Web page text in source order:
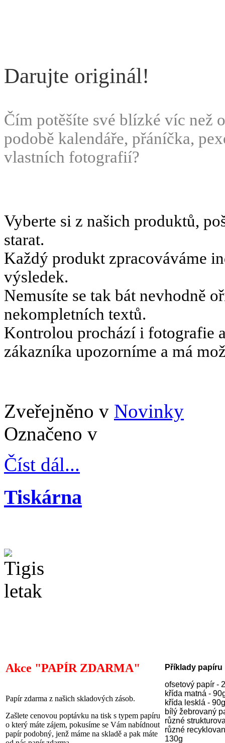
Darujte originál!
Čím potěšíte své blízké víc než
podobě kalendáře, přáníčka,
vlastních fotografií?
Vyberte si z našich produktů,
starat.
Každý produkt zpracováváme
výsledek.
Nemusíte se tak bát nevhodně
nekompletních textů.
Kontrolou prochází i fotografie
zákazníka upozorníme a má
Zveřejněno v Novinky
Označeno v
Číst dál...
Tiskárna
Akce "PAPÍR ZDARMA"
Papír zdarma z našich skladových zásob.
Zašlete cenovou poptávku na tisk s typem papíru
o který máte zájem, pokusíme se Vám nabídnout
papír podobný, jenž máme na skladě a pak máte
Příklady papíru
ofsetový papír -
křída matná -
křída lesklá -
bílý žebrovaný
různé
různé
130g